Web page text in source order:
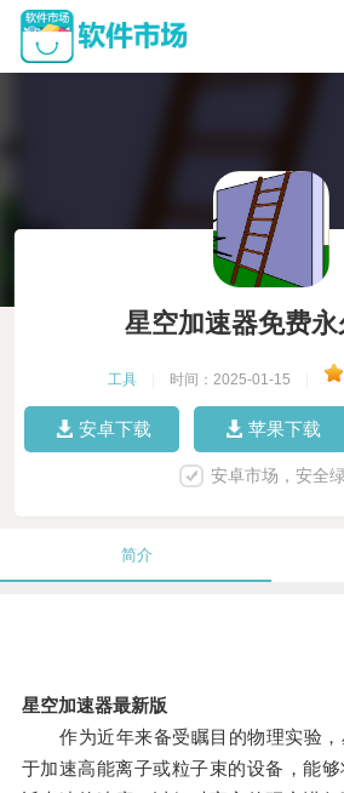
星空加速器免费
工具 时间：2025-01-15
安卓下载 苹果下载
安卓市场，安全
简介
星空加速器最新版
作为近年来备受瞩目的物理实验，
于加速高能离子或粒子束的设备，能